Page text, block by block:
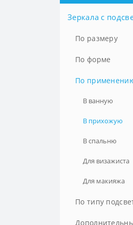
Зеркала с
По размеру
100 см
105 см
110 см
120 см
130 см
150 см
160 см
170 см
По форме
Квадратные
Круглые
Овальные
Полукруглые
Прямоугольные
По
В ванную
В прихожую
В спальню
Для визажиста
Для макияжа
По типу
LED-подсветка